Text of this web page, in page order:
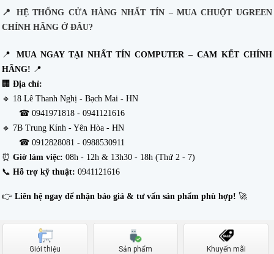
📍 HỆ THỐNG CỬA HÀNG NHẤT TÍN – MUA CHUỘT UGREEN
CHÍNH HÃNG Ở ĐÂU?
📍 MUA NGAY TẠI NHẤT TÍN COMPUTER – CAM KẾT CHÍNH
HÃNG! 📍
🏢 Địa chỉ:
🔹 18 Lê Thanh Nghị - Bạch Mai - HN
☎ 0941971818 - 0941121616
🔹 7B Trung Kính - Yên Hòa - HN
☎ 0912828081 - 0988530911
⏰ Giờ làm việc: 08h - 12h & 13h30 - 18h (Thứ 2 - 7)
📞 Hỗ trợ kỹ thuật: 0941121616
👉 Liên hệ ngay để nhận báo giá & tư vấn sản phẩm phù hợp! 🚀
Giới thiệu Sản phẩm Khuyến mãi